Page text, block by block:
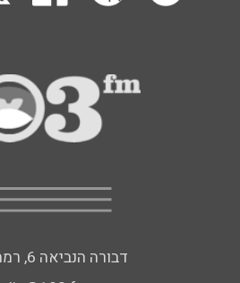
דבורה הנביאה 6, רמת השרון